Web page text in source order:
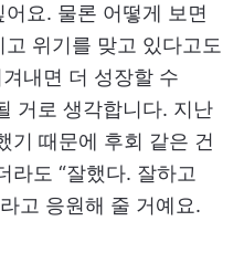
요. 물론 어떻게 보면
위기를 맞고 있다고도
내면 더 성장할 수
거로 생각합니다. 지난
기 때문에 후회 같은 건
라도 “잘했다. 잘하고
고 응원해 줄 거예요.